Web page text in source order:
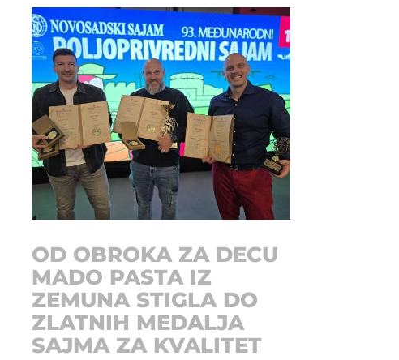
OD OBROKA ZA DECU
MADO PASTA IZ
ZEMUNA STIGLA DO
ZLATNIH MEDALJA
SAJMA ZA KVALITET